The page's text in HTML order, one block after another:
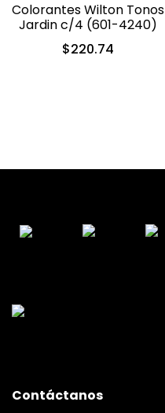
Colorantes Wilton Tonos
Jardin c/4 (601-4240)
$220.74
Contáctanos